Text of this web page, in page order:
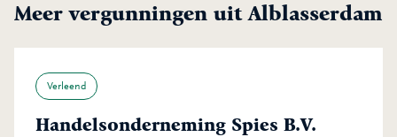
Meer vergunningen uit Alblasserdam
Verleend
Handelsonderneming Spies B.V.